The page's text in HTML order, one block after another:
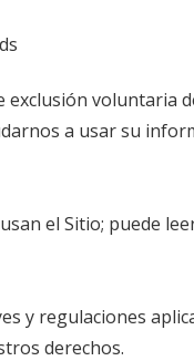
voluntaria
a usar su
el Sitio; puede
y regulaciones
derechos.